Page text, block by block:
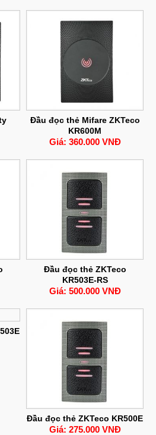
Đầu đọc thẻ Mifare ZKTeco
KR600M
Giá: 360.000 VNĐ
Đầu đọc thẻ ZKTeco
KR503E-RS
Giá: 500.000 VNĐ
Đầu đọc thẻ ZKTeco KR500E
Giá: 275.000 VNĐ